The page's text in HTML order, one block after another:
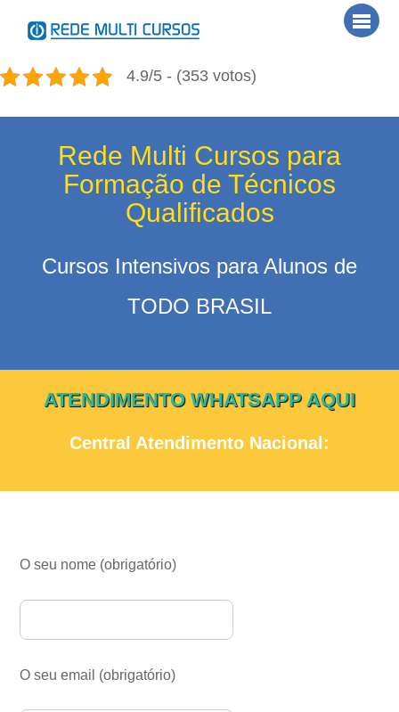
4.9/5 - (353 votos)
Rede Multi Cursos para
Formação de Técnicos
Qualificados
Cursos Intensivos para Alunos de
TODO BRASIL
ATENDIMENTO WHATSAPP AQUI
Central Atendimento Nacional:
O seu nome (obrigatório)
O seu email (obrigatório)